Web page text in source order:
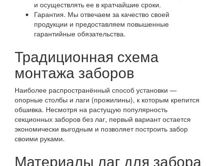
и осуществлять ее в кратчайшие сроки.
Гарантия. Мы отвечаем за качество своей
продукции и предоставляем повышенные
гарантийные обязательства.
Традиционная схема
монтажа заборов
Наиболее распространённый способ установки —
опорные столбы и лаги (прожилины), к которым крепится
обшивка. Несмотря на растущую популярность
секционных заборов без лаг, первый вариант остается
экономически выгодным и позволяет построить забор
своими руками.
Материалы лаг для забора